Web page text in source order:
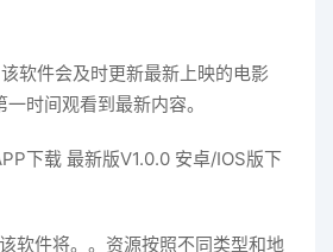
软件会及时更新最新上映的电影
时间观看到最新内容。
下载 最新版V1.0.0 安卓/IOS版下
软件将。。资源按照不同类型和地